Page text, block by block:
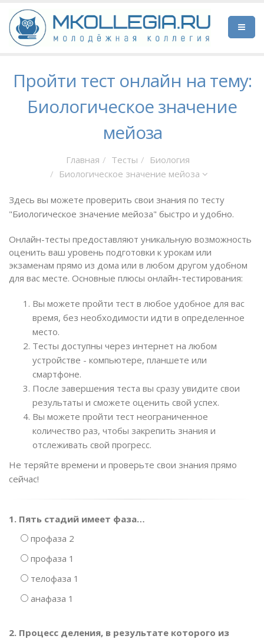
Пройти тест онлайн на тему:
Биологическое значение
мейоза
Главная Тесты
Биология
Биологическое значение мейоза
Здесь вы можете проверить свои знания по тесту
"Биологическое значение мейоза" быстро и удобно.
Онлайн-тесты предоставляют уникальную возможность
оценить ваш уровень подготовки к урокам или
экзаменам прямо из дома или в любом другом удобном
для вас месте. Основные плюсы онлайн-тестирования:
Вы можете пройти тест в любое удобное для вас
время, без необходимости идти в определенное
место.
Тесты доступны через интернет на любом
устройстве - компьютере, планшете или
смартфоне.
После завершения теста вы сразу увидите свои
результаты и сможете оценить свой успех.
Вы можете пройти тест неограниченное
количество раз, чтобы закрепить знания и
отслеживать свой прогресс.
Не теряйте времени и проверьте свои знания прямо
сейчас!
1. Пять стадий имеет фаза…
профаза 2
профаза 1
телофаза 1
анафаза 1
2. Процесс деления, в результате которого из